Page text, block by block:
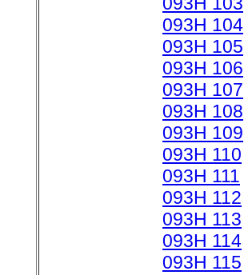
093H 104
093H 105
093H 106
093H 107
093H 108
093H 109
093H 110
093H 111
093H 112
093H 113
093H 114
093H 115